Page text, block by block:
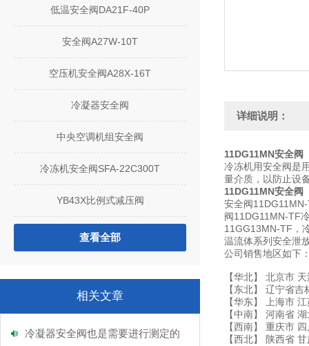
低温安全阀DA21F-40P
安全阀A27W-10T
空压机安全阀A28X-16T
冷凝器安全阀
中央空调机组安全阀
冷冻机安全阀SFA-22C300T
YB43X比例式减压阀
查看全部
相关文章
冷凝器安全阀也是需要进行测定的
详细说明：
11DG11MN安全阀
冷冻机用安全阀是
量介质，以防止设
11DG11MN安全阀
安全阀
阀11DG11MN-TF
11GG13MN-TF，
温流体系列安全泄
公司销售地区如下
【华北】 北京市
【东北】 辽宁省
【华东】 上海市
【中南】 河南省
【西南】 重庆市
【西北】 陕西省